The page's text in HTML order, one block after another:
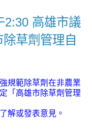
2:30 高雄市議
草劑管理自
規範除草劑在非農業
「高雄市除草劑管理
解或發表意見。